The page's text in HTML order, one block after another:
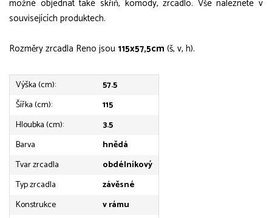
možné objednat také skříň, komody, zrcadlo. Vše naleznete v
souvisejících produktech.
Rozměry zrcadla Reno jsou 115x57,5cm (š, v, h).
Výška (cm):
57.5
Šířka (cm):
115
Hloubka (cm):
3.5
Barva
hnědá
Tvar zrcadla
obdélníkový
Typ zrcadla
závěsné
Konstrukce
v rámu